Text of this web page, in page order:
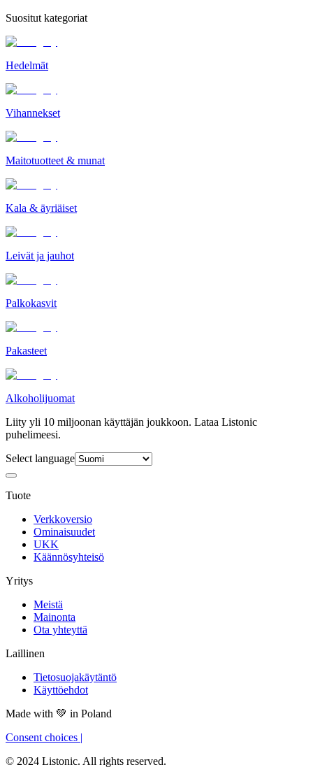
Suositut kategoriat
Hedelmät
Vihannekset
Maitotuotteet & munat
Kala & äyriäiset
Leivät ja jauhot
Palkokasvit
Pakasteet
Alkoholijuomat
Liity yli 10 miljoonan käyttäjän joukkoon. Lataa Listonic
puhelimeesi.
Select language
Tuote
Verkkoversio
Ominaisuudet
UKK
Käännösyhteisö
Yritys
Meistä
Mainonta
Ota yhteyttä
Laillinen
Tietosuojakäytäntö
Käyttöehdot
Made with 💚 in Poland
Consent choices |
© 2024 Listonic. All rights reserved.